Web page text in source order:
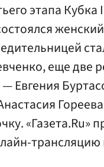
этапа Кубка
еще две
Евгения
«Газета.Ru»
трансляцию